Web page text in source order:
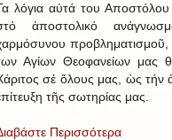
λόγια αὐτά του
ἀποστολικό
Αγίων Θεοφανείων μας
σέ ὅλους μας, ὡς τήν
τῆς σωτηρίας μας.
Περισσότερα